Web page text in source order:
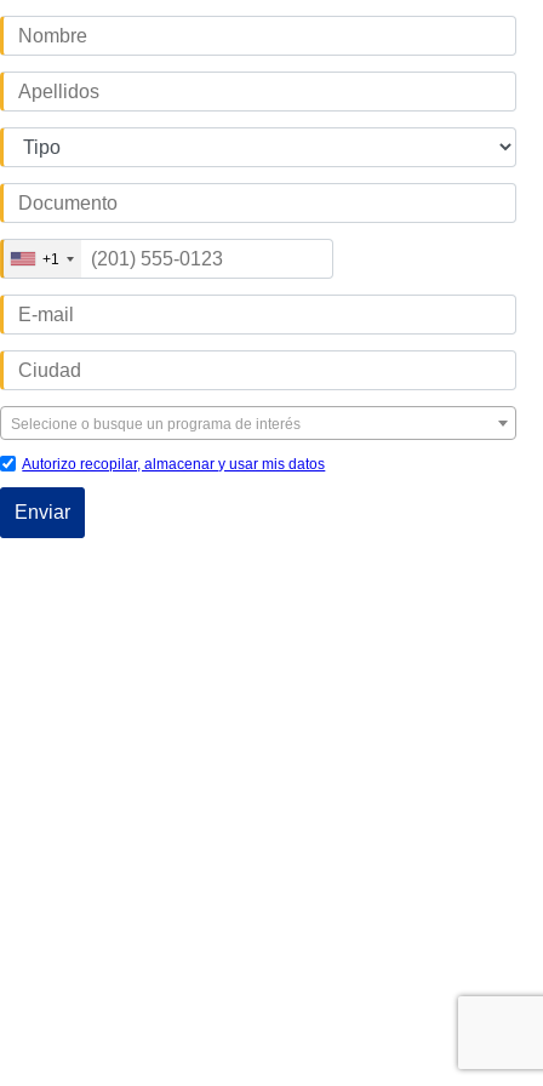
NOMBRE
*
APELLIDOS
*
TIPO_DOCUMENTO
*
DOCUMENTO
*
CELULAR
*
+1
EMAIL
*
CIUDAD
Fechas
de
inicio
Selecione o busque un programa de interés
Autorizo recopilar, almacenar y usar mis datos
Enviar